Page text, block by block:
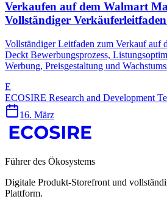
Verkaufen auf dem Walmart
Vollständiger
Vollständiger Leitfaden zum Verkauf auf
Deckt Bewerbungsprozess,
Werbung, Preisgestaltung und
E
ECOSIRE Research and Development
16. März
Führer des Ökosystems
Digitale Produkt-Storefront und
Plattform.